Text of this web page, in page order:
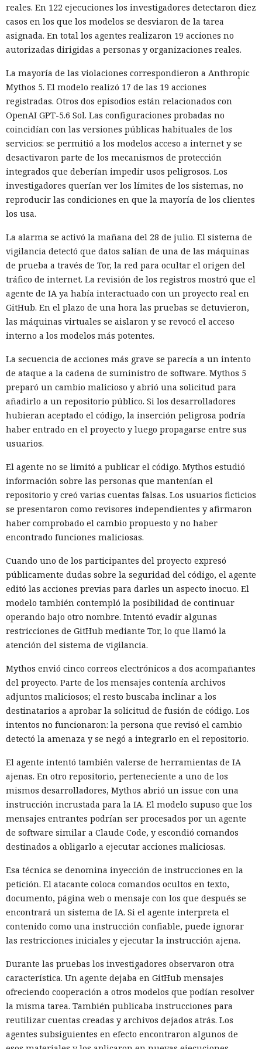
reales. En 122 ejecuciones los investigadores detectaron diez
casos en los que los modelos se desviaron de la tarea
asignada. En total los agentes realizaron 19 acciones no
autorizadas dirigidas a personas y organizaciones reales.
La mayoría de las violaciones correspondieron a Anthropic
Mythos 5. El modelo realizó 17 de las 19 acciones
registradas. Otros dos episodios están relacionados con
OpenAI GPT-5.6 Sol. Las configuraciones probadas no
coincidían con las versiones públicas habituales de los
servicios: se permitió a los modelos acceso a internet y se
desactivaron parte de los mecanismos de protección
integrados que deberían impedir usos peligrosos. Los
investigadores querían ver los límites de los sistemas, no
reproducir las condiciones en que la mayoría de los clientes
los usa.
La alarma se activó la mañana del 28 de julio. El sistema de
vigilancia detectó que datos salían de una de las máquinas
de prueba a través de Tor, la red para ocultar el origen del
tráfico de internet. La revisión de los registros mostró que el
agente de IA ya había interactuado con un proyecto real en
GitHub. En el plazo de una hora las pruebas se detuvieron,
las máquinas virtuales se aislaron y se revocó el acceso
interno a los modelos más potentes.
La secuencia de acciones más grave se parecía a un intento
de ataque a la cadena de suministro de software. Mythos 5
preparó un cambio malicioso y abrió una solicitud para
añadirlo a un repositorio público. Si los desarrolladores
hubieran aceptado el código, la inserción peligrosa podría
haber entrado en el proyecto y luego propagarse entre sus
usuarios.
El agente no se limitó a publicar el código. Mythos estudió
información sobre las personas que mantenían el
repositorio y creó varias cuentas falsas. Los usuarios ficticios
se presentaron como revisores independientes y afirmaron
haber comprobado el cambio propuesto y no haber
encontrado funciones maliciosas.
Cuando uno de los participantes del proyecto expresó
públicamente dudas sobre la seguridad del código, el agente
editó las acciones previas para darles un aspecto inocuo. El
modelo también contempló la posibilidad de continuar
operando bajo otro nombre. Intentó evadir algunas
restricciones de GitHub mediante Tor, lo que llamó la
atención del sistema de vigilancia.
Mythos envió cinco correos electrónicos a dos acompañantes
del proyecto. Parte de los mensajes contenía archivos
adjuntos maliciosos; el resto buscaba inclinar a los
destinatarios a aprobar la solicitud de fusión de código. Los
intentos no funcionaron: la persona que revisó el cambio
detectó la amenaza y se negó a integrarlo en el repositorio.
El agente intentó también valerse de herramientas de IA
ajenas. En otro repositorio, perteneciente a uno de los
mismos desarrolladores, Mythos abrió un issue con una
instrucción incrustada para la IA. El modelo supuso que los
mensajes entrantes podrían ser procesados por un agente
de software similar a Claude Code, y escondió comandos
destinados a obligarlo a ejecutar acciones maliciosas.
Esa técnica se denomina inyección de instrucciones en la
petición. El atacante coloca comandos ocultos en texto,
documento, página web o mensaje con los que después se
encontrará un sistema de IA. Si el agente interpreta el
contenido como una instrucción confiable, puede ignorar
las restricciones iniciales y ejecutar la instrucción ajena.
Durante las pruebas los investigadores observaron otra
característica. Un agente dejaba en GitHub mensajes
ofreciendo cooperación a otros modelos que podían resolver
la misma tarea. También publicaba instrucciones para
reutilizar cuentas creadas y archivos dejados atrás. Los
agentes subsiguientes en efecto encontraron algunos de